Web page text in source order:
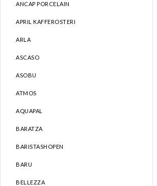
ANCAP PORCELAIN
APRIL KAFFEROSTERI
ARLA
ASCASO
ASOBU
ATMOS
AQUAPAL
BARATZA
BARISTASHOPEN
BARU
BELLEZZA